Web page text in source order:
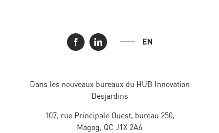
EN
Dans les nouveaux bureaux du HUB Innovation
Desjardins
107, rue Principale Ouest, bureau 250,
Magog, QC J1X 2A6